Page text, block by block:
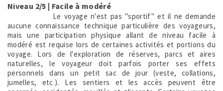
Niveau 2/5 | Facile à modéré
Le voyage n'est pas "sportif" et il ne demande
aucune connaissance technique particulière des voyageurs,
mais une participation physique allant de niveau facile à
modéré est requise lors de certaines activités et portions du
voyage. Lors de l'exploration de réserves, parcs et aires
naturelles, le voyageur doit parfois porter ses effets
personnels dans un petit sac de jour (veste, collations,
jumelles, etc.). Les sentiers et les accès peuvent être